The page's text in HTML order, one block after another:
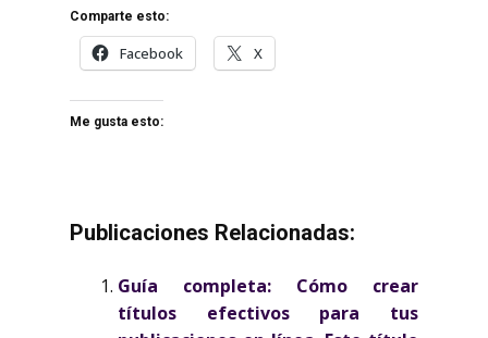
Comparte esto:
Facebook X
Me gusta esto:
Publicaciones Relacionadas:
Guía completa: Cómo crear
títulos efectivos para tus